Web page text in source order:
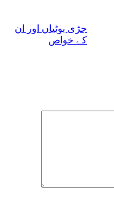
جڑی بوٹیاں اور ان
کے خواص